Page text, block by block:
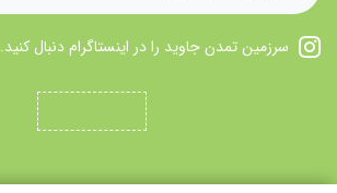
سرزمین تمدن جاوید را در اینستاگرام دنبال کنید.